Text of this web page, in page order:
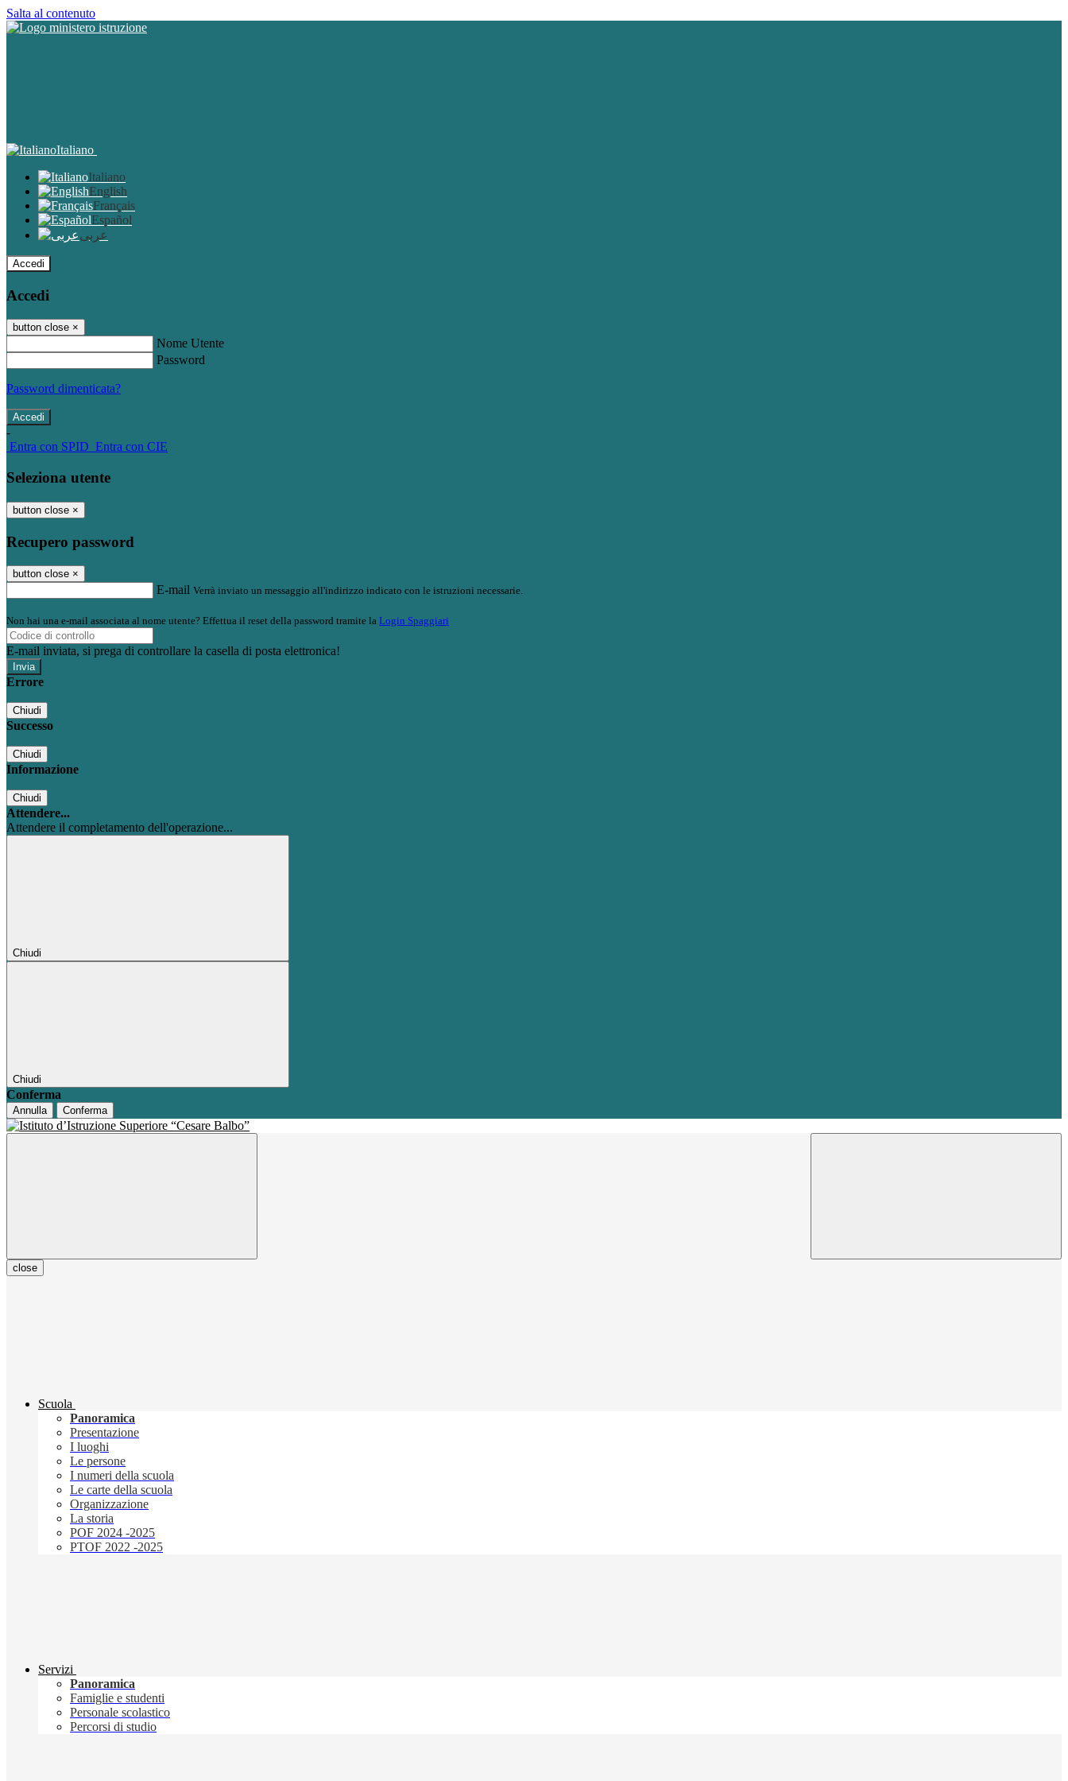
Salta al contenuto
Italiano
Italiano
English
Français
Español
عربى
Accedi
Accedi
button close ×
Nome Utente
Password
Password dimenticata?
-
Entra con SPID Entra con CIE
Seleziona utente
button close ×
Recupero password
button close ×
E-mail Verrà inviato un messaggio all'indirizzo indicato con le istruzioni necessarie.
Non hai una e-mail associata al nome utente? Effettua il reset della password tramite la Login Spaggiari
E-mail inviata, si prega di controllare la casella di posta elettronica!
Errore
Chiudi
Successo
Chiudi
Informazione
Chiudi
Attendere...
Attendere il completamento dell'operazione...
Chiudi
Chiudi
Conferma
Annulla Conferma
close
Scuola
Panoramica
Presentazione
I luoghi
Le persone
I numeri della scuola
Le carte della scuola
Organizzazione
La storia
POF 2024 -2025
PTOF 2022 -2025
Servizi
Panoramica
Famiglie e studenti
Personale scolastico
Percorsi di studio